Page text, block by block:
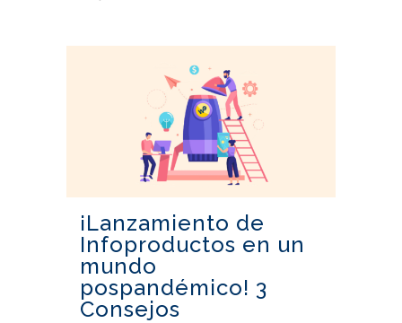
¡Lanzamiento de
Infoproductos en un
mundo
pospandémico! 3
Consejos